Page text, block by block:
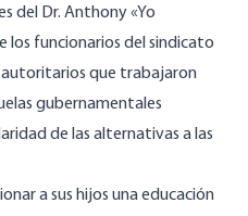
del Dr. Anthony «Yo
los funcionarios del sindicato
que trabajaron
gubernamentales
de las alternativas a las
a sus hijos una educación